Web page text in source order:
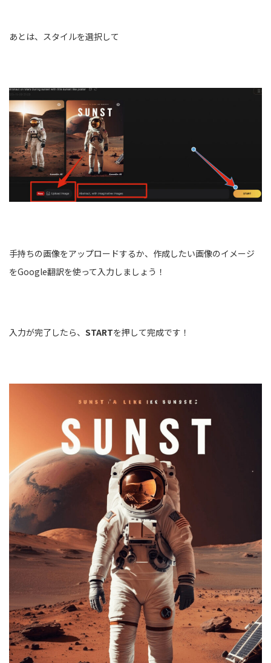
あとは、スタイルを選択して
手持ちの画像をアップロードするか、作成したい画像のイメージ
をGoogle翻訳を使って入力しましょう！
入力が完了したら、 STARTを押して完成です！